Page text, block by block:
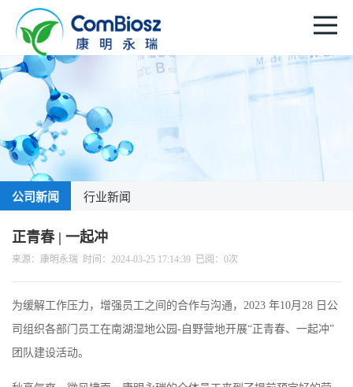
公司新闻 行业新闻
正青春 | 一起冲
来源：康明永瑞 时间：2024-03-25 17:14:39 已阅： 0次
为缓解工作压力，增强员工之间的合作与沟通，2023 年10月28 日公
司组织各部门员工在南湖湿地公园-自野营地开展“正青春、一起冲”
团队建设活动。